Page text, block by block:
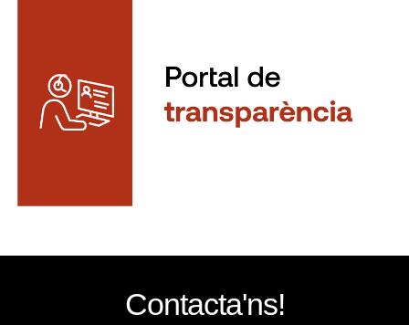
Contacta'ns!